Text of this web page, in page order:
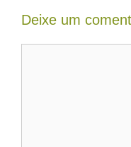
Deixe um